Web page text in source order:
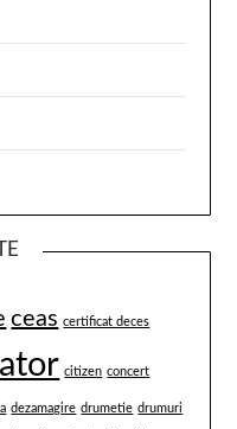
ceas certificat deces
citizen concert
dezamagire drumetie drumuri